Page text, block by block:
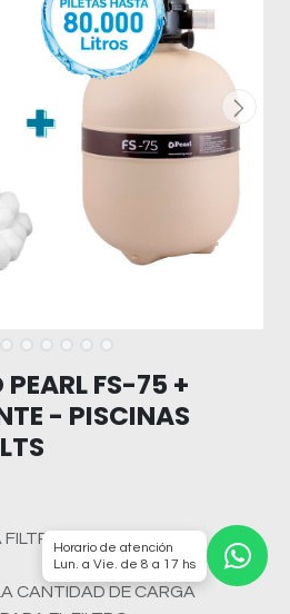
FS-75 +
- PISCINAS
CANTIDAD DE CARGA
Horario de atención
Lun. a Vie. de 8 a 17 hs